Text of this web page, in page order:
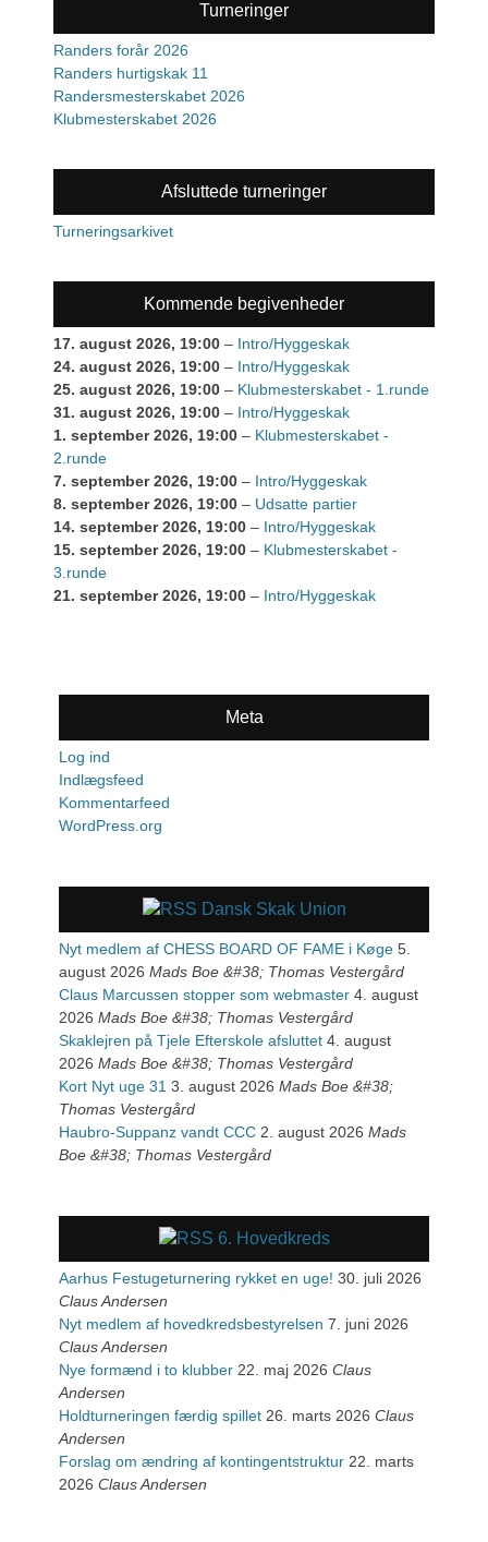
Turneringer
Randers forår 2026
Randers hurtigskak 11
Randersmesterskabet 2026
Klubmesterskabet 2026
Afsluttede turneringer
Turneringsarkivet
Kommende begivenheder
17. august 2026, 19:00 – Intro/Hyggeskak
24. august 2026, 19:00 – Intro/Hyggeskak
25. august 2026, 19:00 – Klubmesterskabet - 1.runde
31. august 2026, 19:00 – Intro/Hyggeskak
1. september 2026, 19:00 – Klubmesterskabet -
2.runde
7. september 2026, 19:00 – Intro/Hyggeskak
8. september 2026, 19:00 – Udsatte partier
14. september 2026, 19:00 – Intro/Hyggeskak
15. september 2026, 19:00 – Klubmesterskabet -
3.runde
21. september 2026, 19:00 – Intro/Hyggeskak
Meta
Log ind
Indlægsfeed
Kommentarfeed
WordPress.org
Dansk Skak Union
Nyt medlem af CHESS BOARD OF FAME i Køge 5.
august 2026 Mads Boe &#38; Thomas Vestergård
Claus Marcussen stopper som webmaster 4. august
2026 Mads Boe &#38; Thomas Vestergård
Skaklejren på Tjele Efterskole afsluttet 4. august
2026 Mads Boe &#38; Thomas Vestergård
Kort Nyt uge 31 3. august 2026 Mads Boe &#38;
Thomas Vestergård
Haubro-Suppanz vandt CCC 2. august 2026 Mads
Boe &#38; Thomas Vestergård
6. Hovedkreds
Aarhus Festugeturnering rykket en uge! 30. juli 2026
Claus Andersen
Nyt medlem af hovedkredsbestyrelsen 7. juni 2026
Claus Andersen
Nye formænd i to klubber 22. maj 2026 Claus
Andersen
Holdturneringen færdig spillet 26. marts 2026 Claus
Andersen
Forslag om ændring af kontingentstruktur 22. marts
2026 Claus Andersen